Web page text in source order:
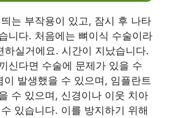
는 부작용이 있고, 잠시 후 나타
니다. 처음에는 뼈이식 수술이라
하실거에요. 시간이 지났습니다.
신다면 수술에 문제가 있을 수
발생했을 수 있으며, 임플란트
수 있으며, 신경이나 이웃 치아
있습니다. 이를 방지하기 위해